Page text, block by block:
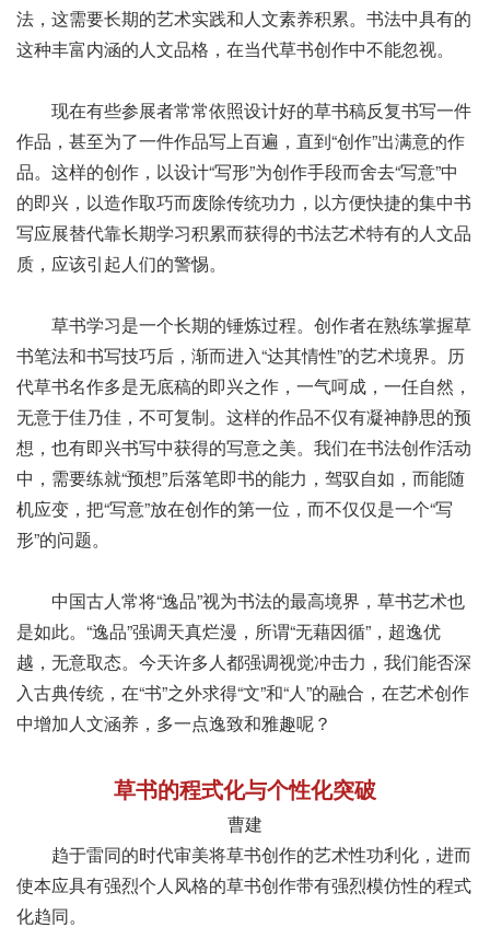
法，这需要长期的艺术实践和人文素养积累。书法中具有的
这种丰富内涵的人文品格，在当代草书创作中不能忽视。
现在有些参展者常常依照设计好的草书稿反复书写一件
作品，甚至为了一件作品写上百遍，直到“创作”出满意的作
品。这样的创作，以设计“写形”为创作手段而舍去“写意”中
的即兴，以造作取巧而废除传统功力，以方便快捷的集中书
写应展替代靠长期学习积累而获得的书法艺术特有的人文品
质，应该引起人们的警惕。
草书学习是一个长期的锤炼过程。创作者在熟练掌握草
书笔法和书写技巧后，渐而进入“达其情性”的艺术境界。历
代草书名作多是无底稿的即兴之作，一气呵成，一任自然，
无意于佳乃佳，不可复制。这样的作品不仅有凝神静思的预
想，也有即兴书写中获得的写意之美。我们在书法创作活动
中，需要练就“预想”后落笔即书的能力，驾驭自如，而能随
机应变，把“写意”放在创作的第一位，而不仅仅是一个“写
形”的问题。
中国古人常将“逸品”视为书法的最高境界，草书艺术也
是如此。“逸品”强调天真烂漫，所谓“无藉因循”，超逸优
越，无意取态。今天许多人都强调视觉冲击力，我们能否深
入古典传统，在“书”之外求得“文”和“人”的融合，在艺术创作
中增加人文涵养，多一点逸致和雅趣呢？
草书的程式化与个性化突破
曹建
趋于雷同的时代审美将草书创作的艺术性功利化，进而
使本应具有强烈个人风格的草书创作带有强烈模仿性的程式
化趋同。